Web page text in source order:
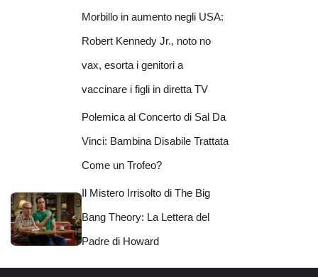
Morbillo in aumento negli USA:
Robert Kennedy Jr., noto no
vax, esorta i genitori a
vaccinare i figli in diretta TV
Polemica al Concerto di Sal Da
Vinci: Bambina Disabile Trattata
Come un Trofeo?
Il Mistero Irrisolto di The Big
Bang Theory: La Lettera del
Padre di Howard